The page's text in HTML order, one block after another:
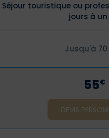
Séjour touristique ou
jours à
Jusqu'à
55€
DEVIS